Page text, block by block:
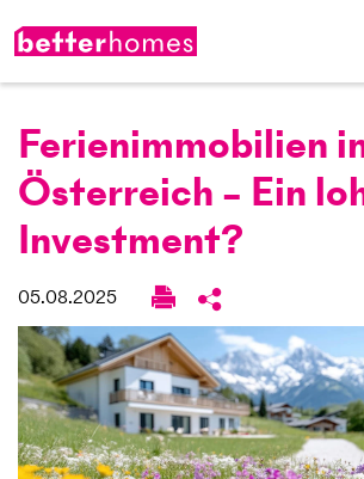
Ferien­immobilien
Österreich – Ein
Investment?
05.08.2025